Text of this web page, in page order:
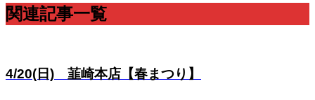
関連記事一覧
4/20(日) 韮崎本店【春まつり】